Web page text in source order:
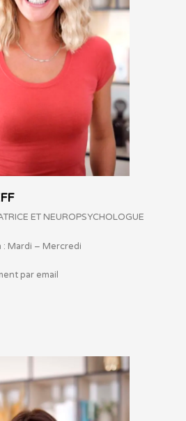
ET NEUROPSYCHOLOGUE
Mardi – Mercredi
par email